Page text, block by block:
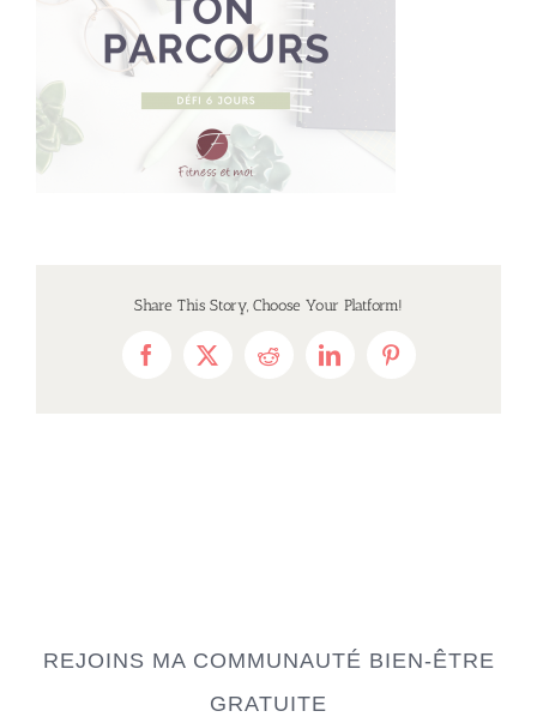
Share This Story, Choose Your Platform!
Facebook
X RedditLinkedInPinterest
REJOINS MA COMMUNAUTÉ BIEN-ÊTRE
GRATUITE